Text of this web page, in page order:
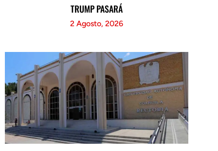
TRUMP PASARÁ
2 Agosto, 2026